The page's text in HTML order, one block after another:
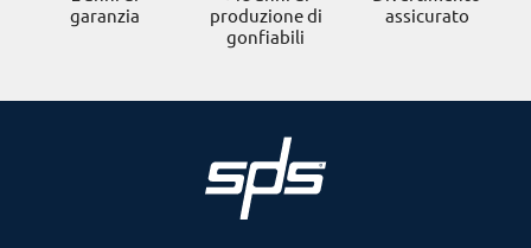
garanzia
produzione di
gonfiabili
assicurato